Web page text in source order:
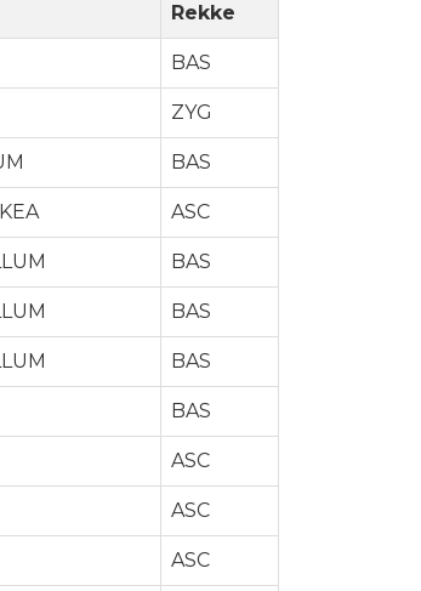
Rekke
BAS
ZYG
BAS
ASC
BAS
BAS
BAS
BAS
ASC
ASC
ASC